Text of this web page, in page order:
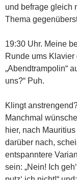
und befrage gleich
Thema
19:30 Uhr. Meine
Runde ums
„Abendtrampolin“
uns?“ Puh.
Klingt
Manchmal
hier, nach
darüber nach,
entspanntere
sein: „Nein! Ich